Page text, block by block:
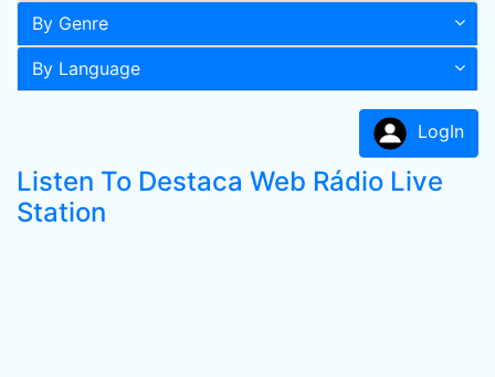
By Genre
By Language
LogIn
Listen To Destaca Web Rádio Live
Station